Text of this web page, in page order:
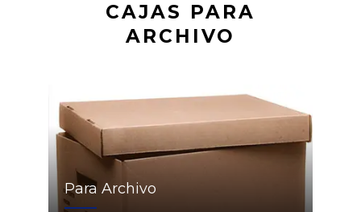
CAJAS PARA
ARCHIVO
Para Archivo